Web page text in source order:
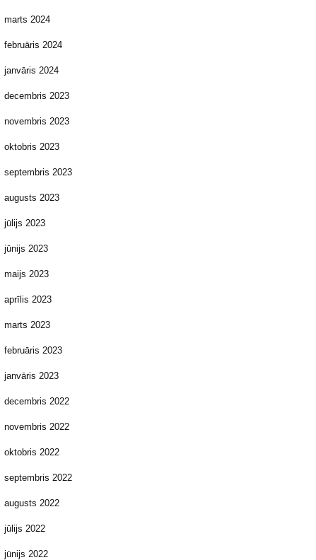
marts 2024
februāris 2024
janvāris 2024
decembris 2023
novembris 2023
oktobris 2023
septembris 2023
augusts 2023
jūlijs 2023
jūnijs 2023
maijs 2023
aprīlis 2023
marts 2023
februāris 2023
janvāris 2023
decembris 2022
novembris 2022
oktobris 2022
septembris 2022
augusts 2022
jūlijs 2022
jūnijs 2022